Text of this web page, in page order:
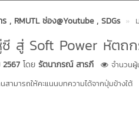
ร , RMUTL ช่อง@Youtube , SDGs
สู่ Soft Power หัตถก
โดย รัตนาภรณ์ สารภี
จำนวนผู้
สามารถให้คะแนนบทความได้จากปุ่มข้างใต้